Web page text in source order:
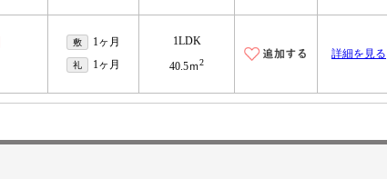
敷 1ヶ月
礼 1ヶ月
1LDK
40.5ｍ2
詳細を見る